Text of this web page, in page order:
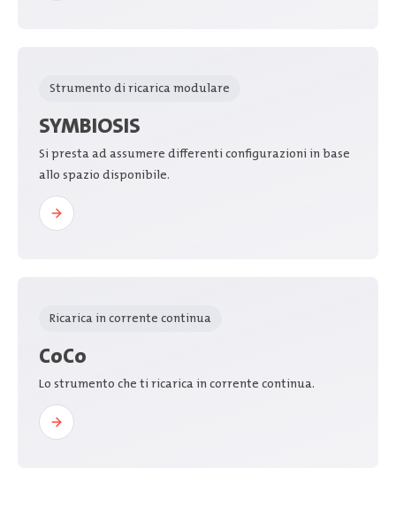
Strumento di ricarica modulare
SYMBIOSIS
Si presta ad assumere differenti configurazioni in base
allo spazio disponibile.
Ricarica in corrente continua
CoCo
Lo strumento che ti ricarica in corrente continua.